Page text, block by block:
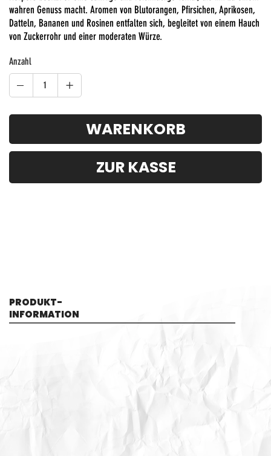
wahren Genuss macht. Aromen von Blutorangen, Pfirsichen, Aprikosen,
Datteln, Bananen und Rosinen entfalten sich, begleitet von einem Hauch
von Zuckerrohr und einer moderaten Würze.
Anzahl
WARENKORB
ZUR KASSE
PRODUKT-
INFORMATION